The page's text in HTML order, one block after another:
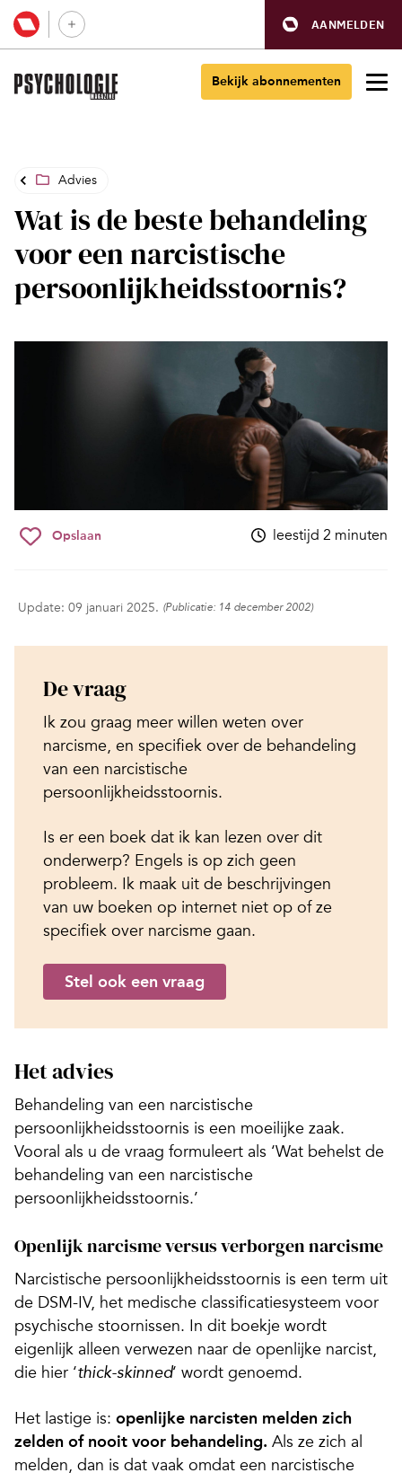
AANMELDEN
Bekijk abonnementen
Advies
Wat is de beste behandeling
voor een narcistische
persoonlijkheidsstoornis?
Opslaan leestijd 2 minuten
Update: 09 januari 2025. (Publicatie: 14 december 2002)
De vraag
Ik zou graag meer willen weten over
narcisme, en specifiek over de behandeling
van een narcistische
persoonlijkheidsstoornis.
Is er een boek dat ik kan lezen over dit
onderwerp? Engels is op zich geen
probleem. Ik maak uit de beschrijvingen
van uw boeken op internet niet op of ze
specifiek over narcisme gaan.
Stel ook een vraag
Het advies
Behandeling van een narcistische
persoonlijkheidsstoornis is een moeilijke zaak.
Vooral als u de vraag formuleert als ‘Wat behelst de
behandeling van een narcistische
persoonlijkheidsstoornis.’
Openlijk narcisme versus verborgen narcisme
Narcistische persoonlijkheidsstoornis is een term uit
de DSM-IV, het medische classificatiesysteem voor
psychische stoornissen. In dit boekje wordt
eigenlijk alleen verwezen naar de openlijke narcist,
die hier ‘thick-skinned‘ wordt genoemd.
Het lastige is: openlijke narcisten melden zich
zelden of nooit voor behandeling. Als ze zich al
melden, dan is dat vaak omdat een narcistische